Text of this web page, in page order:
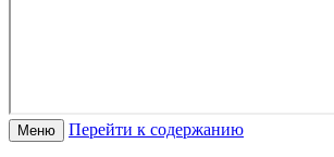
Меню Перейти к содержанию